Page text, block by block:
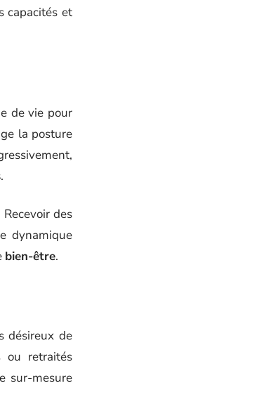
capacités et
de vie pour
la posture
.
des
dynamique
bien-être.
désireux de
ou retraités
sur-mesure